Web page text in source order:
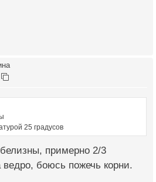
25 градусов
примерно 2/3
боюсь пожечь корни.